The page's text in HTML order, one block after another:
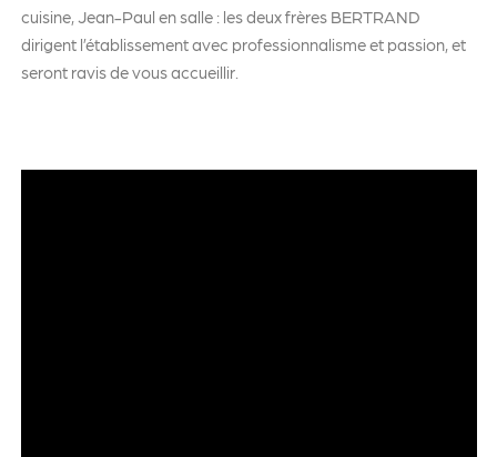
cuisine, Jean-Paul en salle : les deux frères BERTRAND
dirigent l’établissement avec professionnalisme et passion, et
seront ravis de vous accueillir.